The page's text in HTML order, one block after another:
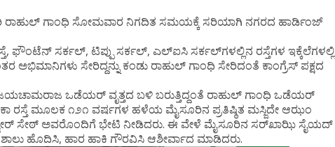
ರಾಹುಲ್ ಗಾಂಧಿ ಸೋಮವಾರ ನಿಗದಿತ ಸಮಯಕ್ಕೆ ಸರಿಯಾಗಿ ನಗರದ ಹಾರ್ಡಿಂಜ್
ಫೌಂಟೆನ್ ಸರ್ಕಲ್, ಟಿಪ್ಪು ಸರ್ಕಲ್, ಎಲ್‌ಐಸಿ ಸರ್ಕಲ್‌ಗಳಲ್ಲಿನ ರಸ್ತೆಗಳ ಇಕ್ಕೆಲೆಗಳಲ್ಲಿ
ಅಭಿಮಾನಿಗಳು ಸೇರಿದ್ದನ್ನು ಕಂಡು ರಾಹುಲ್ ಗಾಂಧಿ ಸೇರಿದಂತೆ ಕಾಂಗ್ರೆಸ್ ಪಕ್ಷದ
ಜಯಚಾಮರಾಜ ಒಡೆಯರ್ ವೃತ್ತದ ಬಳಿ ಬರುತ್ತಿದ್ದಂತೆ ರಾಹುಲ್ ಗಾಂಧಿ ಒಡೆಯರ್
ರಸ್ತೆ ಮೂಲಕ ೧೨೧ ವರ್ಷಗಳ ಹಳೆಯ ಮೈಸೂರಿನ ಪ್ರತಿಷ್ಠಿತ ಮಸ್ಜಿದೇ ಆಝಂ
ಸೇಠ್ ಅವರೊಂದಿಗೆ ಭೇಟಿ ನೀಡಿದರು. ಈ ವೇಳೆ ಮೈಸೂರಿನ ಸರ್‌ಖಾಝಿ ಸೈಯದ್
ಹೊದಿಸಿ, ಹಾರ ಹಾಕಿ ಗೌರವಿಸಿ ಆಶೀರ್ವಾದ ಮಾಡಿದರು.